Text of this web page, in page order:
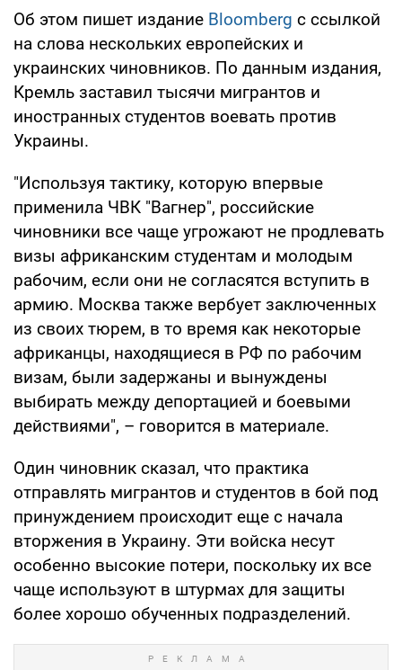
Об этом пишет издание Bloomberg с ссылкой
на слова нескольких европейских и
украинских чиновников. По данным издания,
Кремль заставил тысячи мигрантов и
иностранных студентов воевать против
Украины.
"Используя тактику, которую впервые
применила ЧВК "Вагнер", российские
чиновники все чаще угрожают не продлевать
визы африканским студентам и молодым
рабочим, если они не согласятся вступить в
армию. Москва также вербует заключенных
из своих тюрем, в то время как некоторые
африканцы, находящиеся в РФ по рабочим
визам, были задержаны и вынуждены
выбирать между депортацией и боевыми
действиями", – говорится в материале.
Один чиновник сказал, что практика
отправлять мигрантов и студентов в бой под
принуждением происходит еще с начала
вторжения в Украину. Эти войска несут
особенно высокие потери, поскольку их все
чаще используют в штурмах для защиты
более хорошо обученных подразделений.